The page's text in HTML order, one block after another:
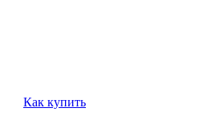
Как купить